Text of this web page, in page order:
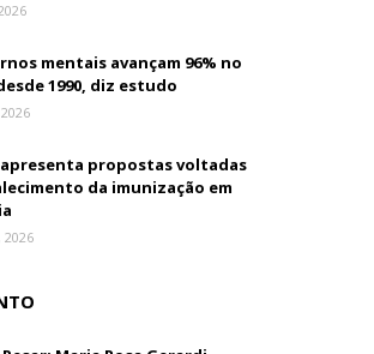
mentais avançam 96% no
1990, diz estudo
apresenta propostas voltadas
da imunização em
2026